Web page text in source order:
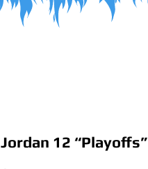
Jordan 12 “Playoffs”